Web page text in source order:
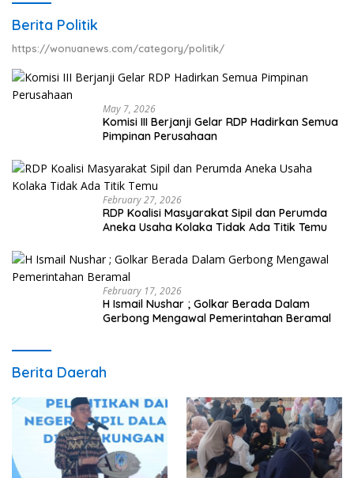
Berita Politik
https://wonuanews.com/category/politik/
May 7, 2026
Komisi III Berjanji Gelar RDP Hadirkan Semua
Pimpinan Perusahaan
February 27, 2026
RDP Koalisi Masyarakat Sipil dan Perumda
Aneka Usaha Kolaka Tidak Ada Titik Temu
February 17, 2026
H Ismail Nushar ; Golkar Berada Dalam
Gerbong Mengawal Pemerintahan Beramal
Berita Daerah